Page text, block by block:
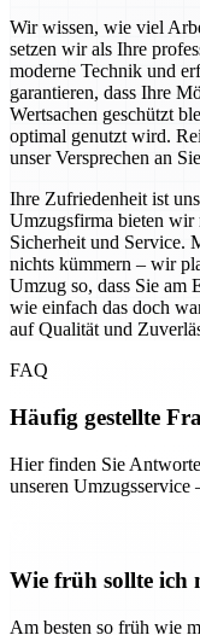
Wir wissen, wie viel
setzen wir als Ihre
moderne Technik und
garantieren, dass Ihre
Wertsachen geschützt
optimal genutzt wird.
unser Versprechen an
Ihre Zufriedenheit ist
Umzugsfirma bieten wir
Sicherheit und Service.
nichts kümmern – wir
Umzug so, dass Sie am
wie einfach das doch
auf Qualität und
FAQ
Häufig gestellte
Hier finden Sie
unseren Umzugsservice
Wie früh sollte ich
Am besten so früh wie